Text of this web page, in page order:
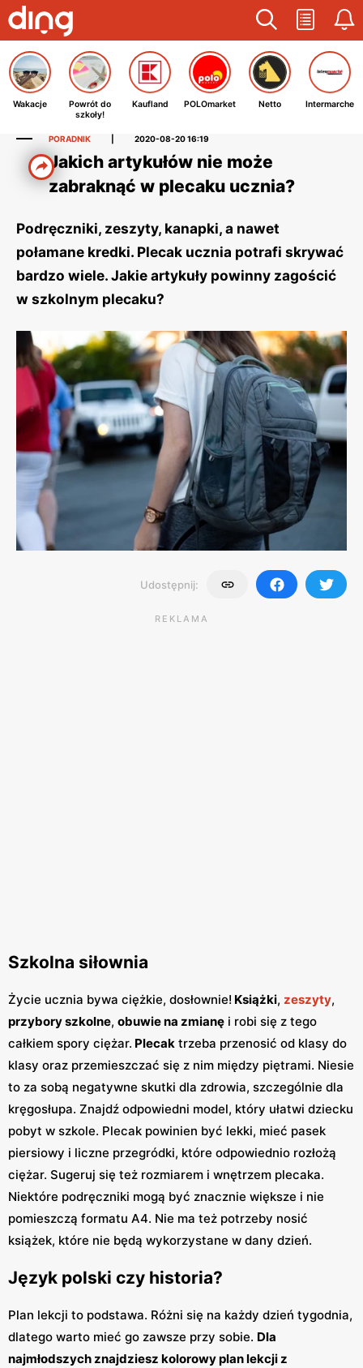
Wakacje
Powrót do
szkoły!
Kaufland POLOmarket Netto Intermarche
PORADNIK 2020-08-20 16:19
Jakich artykułów nie może
zabraknąć w plecaku ucznia?
Podręczniki, zeszyty, kanapki, a nawet
połamane kredki. Plecak ucznia potrafi skrywać
bardzo wiele. Jakie artykuły powinny zagościć
w szkolnym plecaku?
Udostępnij:
REKLAMA
Szkolna siłownia
Życie ucznia bywa ciężkie, dosłownie! Książki, zeszyty,
przybory szkolne, obuwie na zmianę i robi się z tego
całkiem spory ciężar. Plecak trzeba przenosić od klasy do
klasy oraz przemieszczać się z nim między piętrami. Niesie
to za sobą negatywne skutki dla zdrowia, szczególnie dla
kręgosłupa. Znajdź odpowiedni model, który ułatwi dziecku
pobyt w szkole. Plecak powinien być lekki, mieć pasek
piersiowy i liczne przegródki, które odpowiednio rozłożą
ciężar. Sugeruj się też rozmiarem i wnętrzem plecaka.
Niektóre podręczniki mogą być znacznie większe i nie
pomieszczą formatu A4. Nie ma też potrzeby nosić
książek, które nie będą wykorzystane w dany dzień.
Język polski czy historia?
Plan lekcji to podstawa. Różni się na każdy dzień tygodnia,
dlatego warto mieć go zawsze przy sobie. Dla
najmłodszych znajdziesz kolorowy plan lekcji z